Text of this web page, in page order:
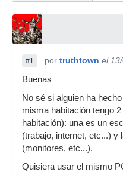
#1 por truthtown el
Buenas
No sé si alguien ha
misma habitación tengo
habitación): una es un
(trabajo, internet, etc...)
(monitores, etc...).
Quisiera usar el mismo